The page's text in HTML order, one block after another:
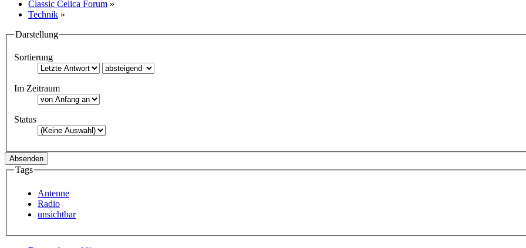
Classic Celica Forum »
Technik »
Darstellung
Sortierung
Im Zeitraum
Status
Tags
Antenne
Radio
unsichtbar